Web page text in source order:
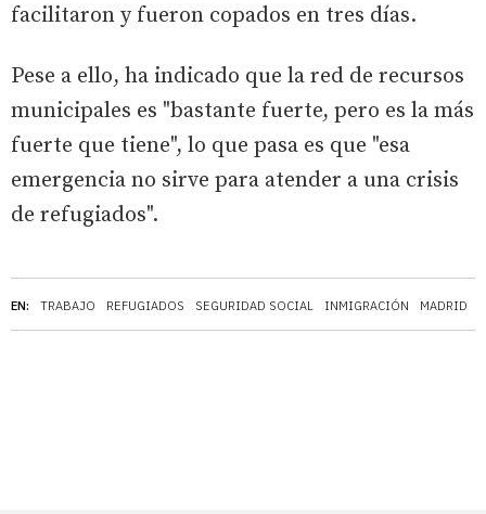
EN: TRABAJO REFUGIADOS SEGURIDAD SOCIAL INMIGRACIÓN MADRID
facilitaron y fueron copados en tres días.
Pese a ello, ha indicado que la red de recursos
municipales es "bastante fuerte, pero es la más
fuerte que tiene", lo que pasa es que "esa
emergencia no sirve para atender a una crisis
de refugiados".